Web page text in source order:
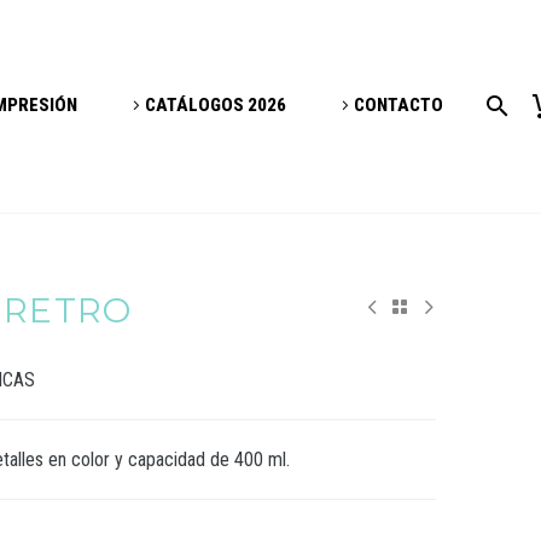
CATÁLOGOS 2026 CONTACTO
en color y capacidad de 400 ml.